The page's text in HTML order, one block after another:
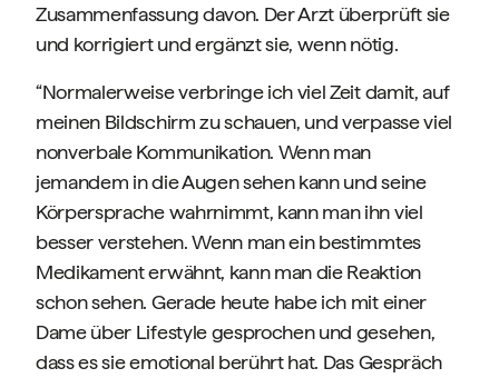
Zusammenfassung davon. Der Arzt überprüft sie
und korrigiert und ergänzt sie, wenn nötig.
“Normalerweise verbringe ich viel Zeit damit, auf
meinen Bildschirm zu schauen, und verpasse viel
nonverbale Kommunikation. Wenn man
jemandem in die Augen sehen kann und seine
Körpersprache wahrnimmt, kann man ihn viel
besser verstehen. Wenn man ein bestimmtes
Medikament erwähnt, kann man die Reaktion
schon sehen. Gerade heute habe ich mit einer
Dame über Lifestyle gesprochen und gesehen,
dass es sie emotional berührt hat. Das Gespräch